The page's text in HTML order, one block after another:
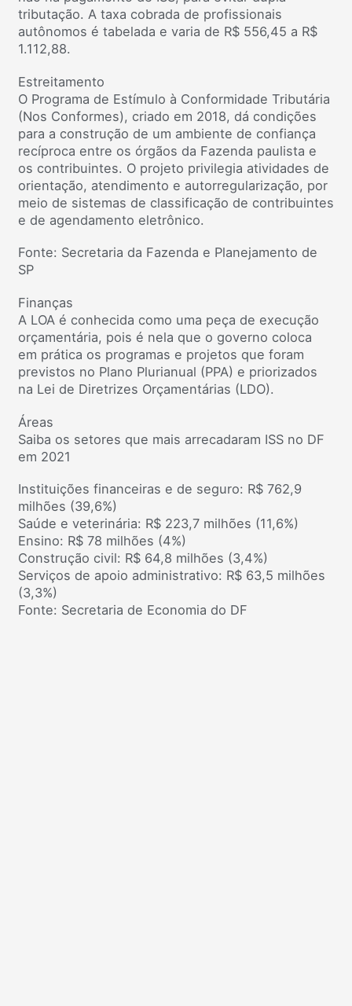
tributação. A taxa cobrada de profissionais
autônomos é tabelada e varia de R$ 556,45 a R$
1.112,88.
Estreitamento
O Programa de Estímulo à Conformidade Tributária
(Nos Conformes), criado em 2018, dá condições
para a construção de um ambiente de confiança
recíproca entre os órgãos da Fazenda paulista e
os contribuintes. O projeto privilegia atividades de
orientação, atendimento e autorregularização, por
meio de sistemas de classificação de contribuintes
e de agendamento eletrônico.
Fonte: Secretaria da Fazenda e Planejamento de
SP
Finanças
A LOA é conhecida como uma peça de execução
orçamentária, pois é nela que o governo coloca
em prática os programas e projetos que foram
previstos no Plano Plurianual (PPA) e priorizados
na Lei de Diretrizes Orçamentárias (LDO).
Áreas
Saiba os setores que mais arrecadaram ISS no DF
em 2021
Instituições financeiras e de seguro: R$ 762,9
milhões (39,6%)
Saúde e veterinária: R$ 223,7 milhões (11,6%)
Ensino: R$ 78 milhões (4%)
Construção civil: R$ 64,8 milhões (3,4%)
Serviços de apoio administrativo: R$ 63,5 milhões
(3,3%)
Fonte: Secretaria de Economia do DF